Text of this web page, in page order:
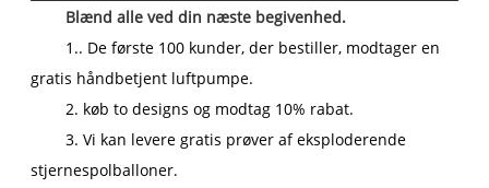
Blænd alle ved din næste begivenhed.
1.. De første 100 kunder, der bestiller, modtager en
gratis håndbetjent luftpumpe.
2. køb to designs og modtag 10% rabat.
3. Vi kan levere gratis prøver af eksploderende
stjernespolballoner.